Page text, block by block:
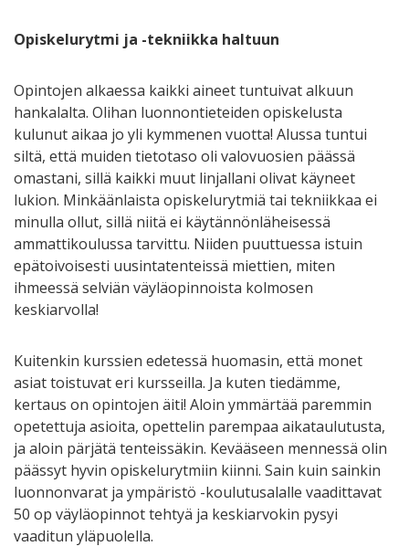
Opiskelurytmi ja -tekniikka haltuun
Opintojen alkaessa kaikki aineet tuntuivat alkuun
hankalalta. Olihan luonnontieteiden opiskelusta
kulunut aikaa jo yli kymmenen vuotta! Alussa tuntui
siltä, että muiden tietotaso oli valovuosien päässä
omastani, sillä kaikki muut linjallani olivat käyneet
lukion. Minkäänlaista opiskelurytmiä tai tekniikkaa ei
minulla ollut, sillä niitä ei käytännönläheisessä
ammattikoulussa tarvittu. Niiden puuttuessa istuin
epätoivoisesti uusintatenteissä miettien, miten
ihmeessä selviän väyläopinnoista kolmosen
keskiarvolla!
Kuitenkin kurssien edetessä huomasin, että monet
asiat toistuvat eri kursseilla. Ja kuten tiedämme,
kertaus on opintojen äiti! Aloin ymmärtää paremmin
opetettuja asioita, opettelin parempaa aikataulutusta,
ja aloin pärjätä tenteissäkin. Kevääseen mennessä olin
päässyt hyvin opiskelurytmiin kiinni. Sain kuin sainkin
luonnonvarat ja ympäristö -koulutusalalle vaadittavat
50 op väyläopinnot tehtyä ja keskiarvokin pysyi
vaaditun yläpuolella.